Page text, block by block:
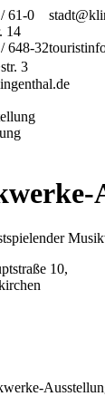
61-0
14
648-32
3
10,